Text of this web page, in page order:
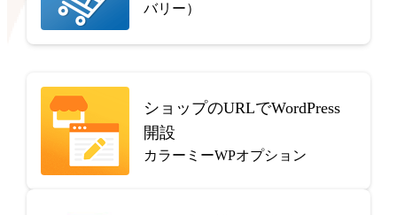
バリー）
ショップのURLでWordPress
開設
カラーミーWPオプション